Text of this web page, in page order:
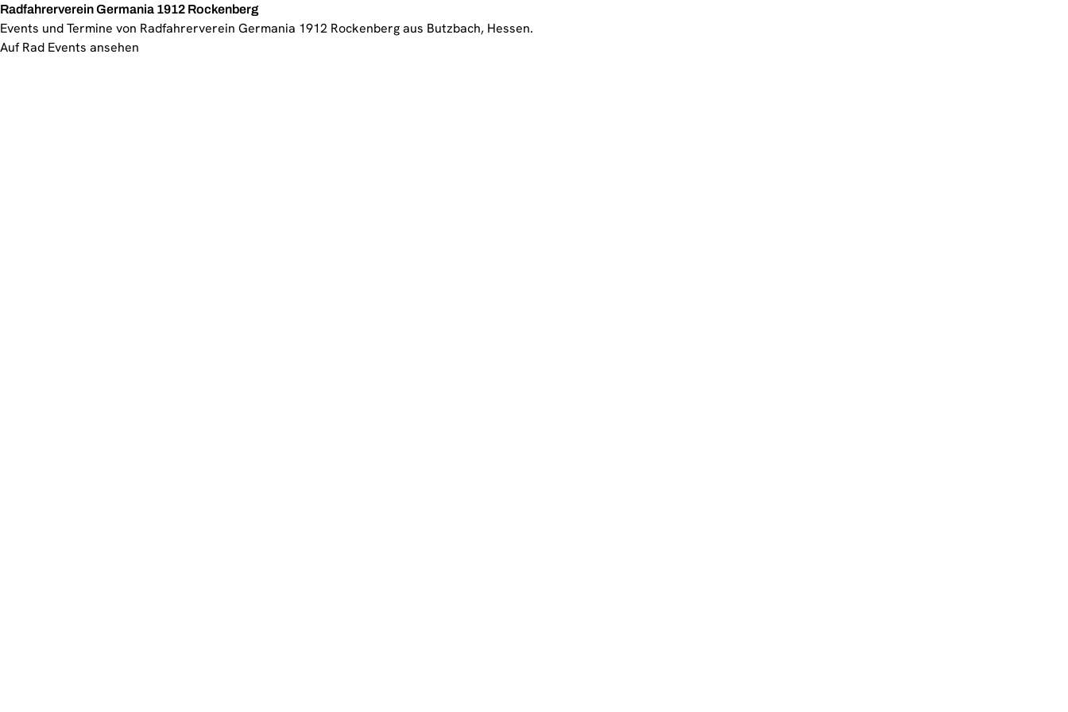
Radfahrerverein Germania 1912 Rockenberg
Events und Termine von Radfahrerverein Germania 1912 Rockenberg aus Butzbach, Hessen.
Auf Rad Events ansehen